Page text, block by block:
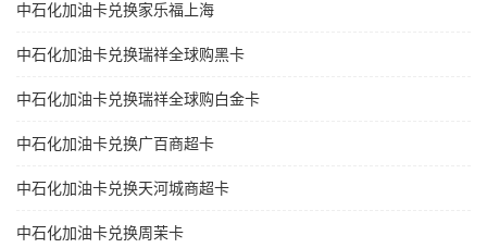
中石化加油卡兑换家乐福上海
中石化加油卡兑换瑞祥全球购黑卡
中石化加油卡兑换瑞祥全球购白金卡
中石化加油卡兑换广百商超卡
中石化加油卡兑换天河城商超卡
中石化加油卡兑换周茉卡